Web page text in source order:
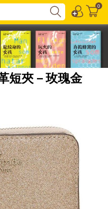
0
短夾－玫瑰金